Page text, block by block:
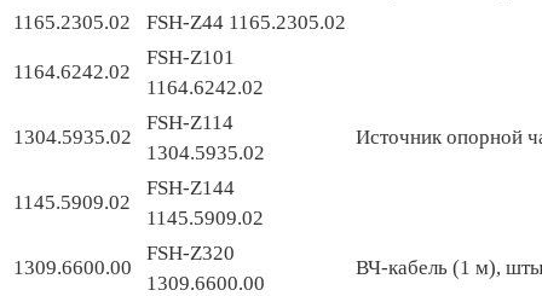
1165.2305.02
FSH-Z44 1165.2305.02
1164.6242.02
FSH-Z101
1164.6242.02
1304.5935.02
FSH-Z114
1304.5935.02
Источник опорной
1145.5909.02
FSH-Z144
1145.5909.02
1309.6600.00
FSH-Z320
1309.6600.00
ВЧ-кабель (1 м),